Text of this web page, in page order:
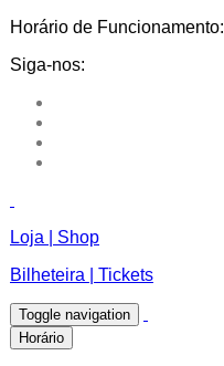
Horário de Funcionamento:
Siga-nos:
Loja | Shop
Bilheteira | Tickets
Toggle navigation
Horário